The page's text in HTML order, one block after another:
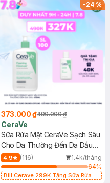
-24%
373.000 ₫490.000 ₫
CeraVe
Sữa Rửa Mặt CeraVe Sạch Sâu
Cho Da Thường Đến Da Dầu
473ml
4.9 (116)
1.4k/tháng
64%
Bill Cerave 299K Tặng Sữa Rửa